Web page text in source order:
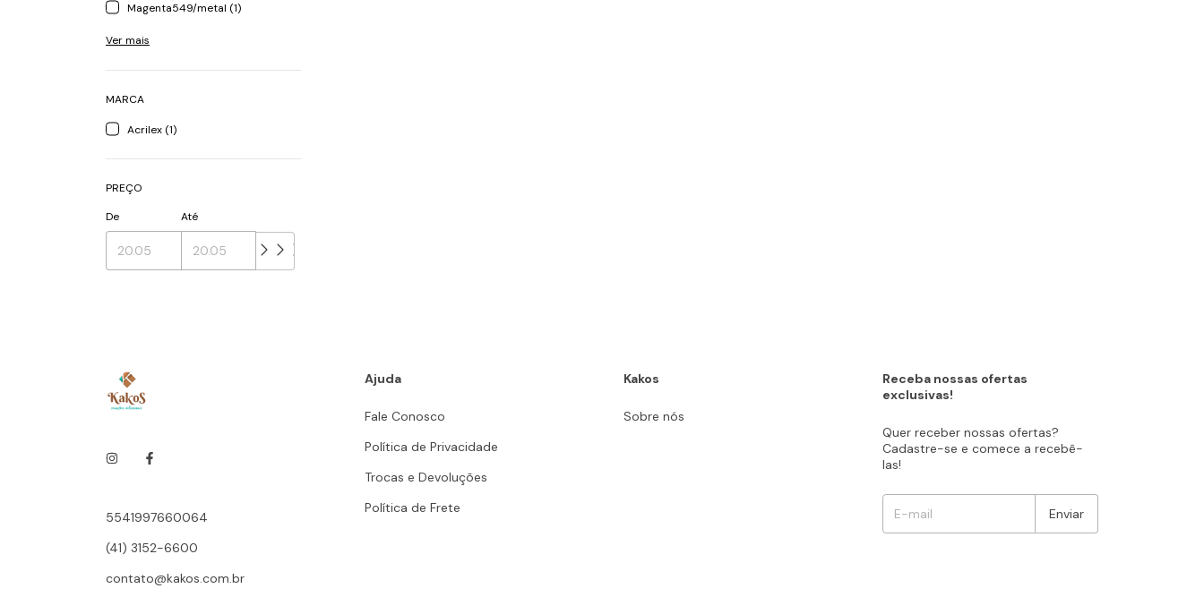
Magenta549/metal (1)
Ver mais
MARCA
Acrilex (1)
PREÇO
De
Até
5541997660064
(41) 3152-6600
contato@kakos.com.br
Ajuda
Fale Conosco
Política de Privacidade
Trocas e Devoluções
Política de Frete
Kakos
Sobre nós
Receba nossas ofertas
exclusivas!
Quer receber nossas ofertas?
Cadastre-se e comece a recebê-
las!